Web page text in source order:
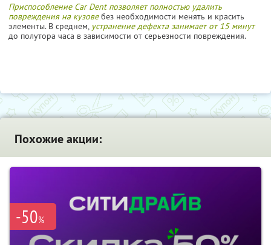
Приспособление Car Dent позволяет полностью удалить
повреждения на кузовебез необходимости менять и красить
элементы. В среднем, устранение дефекта занимает от 15 минут
до полутора часа в зависимости от серьезности повреждения.
Похожие акции:
-50%